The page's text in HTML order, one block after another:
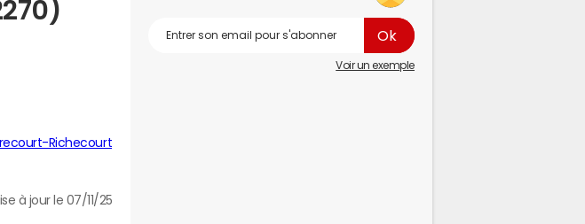
Richecourt
à jour le 07/11/25
Voir un exemple